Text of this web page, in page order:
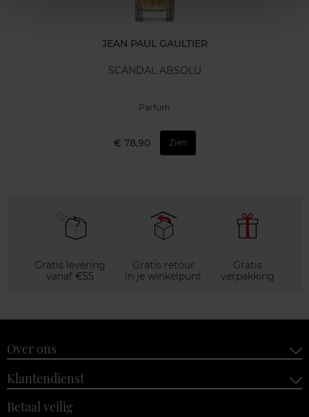
JEAN PAUL GAULTIER
SCANDAL ABSOLU
Parfum
€ 78,90 Zien
Gratis levering
vanaf €55
Gratis retour
in je winkelpunt
Gratis
verpakking
Over ons
Klantendienst
Betaal veilig